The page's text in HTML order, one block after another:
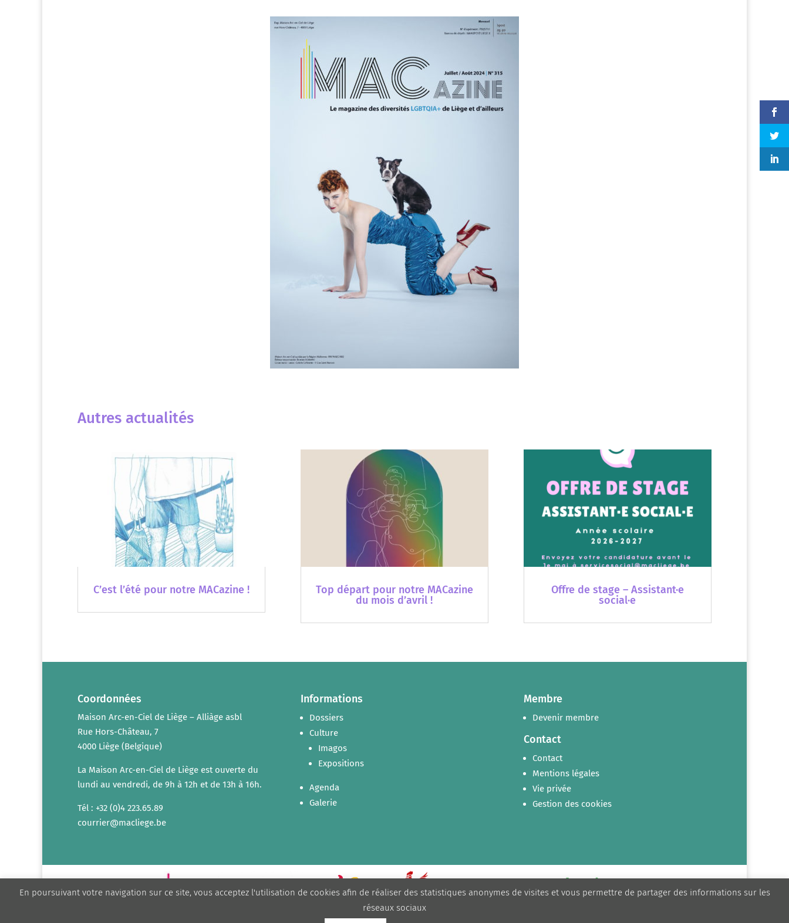
Autres actualités
C’est l’été pour notre MACazine !
Top départ pour notre MACazine
du mois d’avril !
Offre de stage – Assistant·e
social·e
Coordonnées
Maison Arc-en-Ciel de Liège – Alliàge asbl
Rue Hors-Château, 7
4000 Liège (Belgique)
La Maison Arc-en-Ciel de Liège est ouverte du
lundi au vendredi, de 9h à 12h et de 13h à 16h.
Tél : +32 (0)4 223.65.89
courrier@macliege.be
Informations
Dossiers
Culture
Imagos
Expositions
Agenda
Galerie
Membre
Devenir membre
Contact
Contact
Mentions légales
Vie privée
Gestion des cookies
En poursuivant votre navigation sur ce site, vous acceptez l'utilisation de cookies afin de réaliser des statistiques anonymes de visites et vous permettre de partager des informations sur les
réseaux sociaux